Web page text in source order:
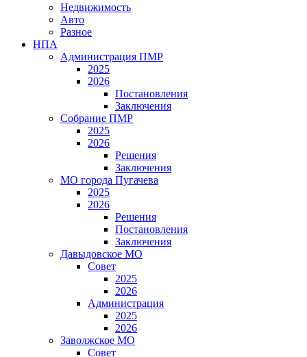
Недвижимость
Авто
Разное
НПА
Администрация ПМР
2025
2026
Постановления
Заключения
Собрание ПМР
2025
2026
Решения
Заключения
МО города Пугачева
2025
2026
Решения
Постановления
Заключения
Давыдовское МО
Совет
2025
2026
Администрация
2025
2026
Заволжское МО
Совет